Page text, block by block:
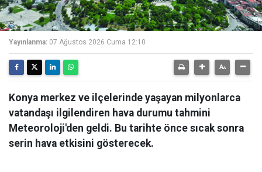
Yayınlanma: 07 Ağustos 2026 Cuma 12:10
Konya merkez ve ilçelerinde yaşayan milyonlarca
vatandaşı ilgilendiren hava durumu tahmini
Meteoroloji'den geldi. Bu tarihte önce sıcak sonra
serin hava etkisini gösterecek.